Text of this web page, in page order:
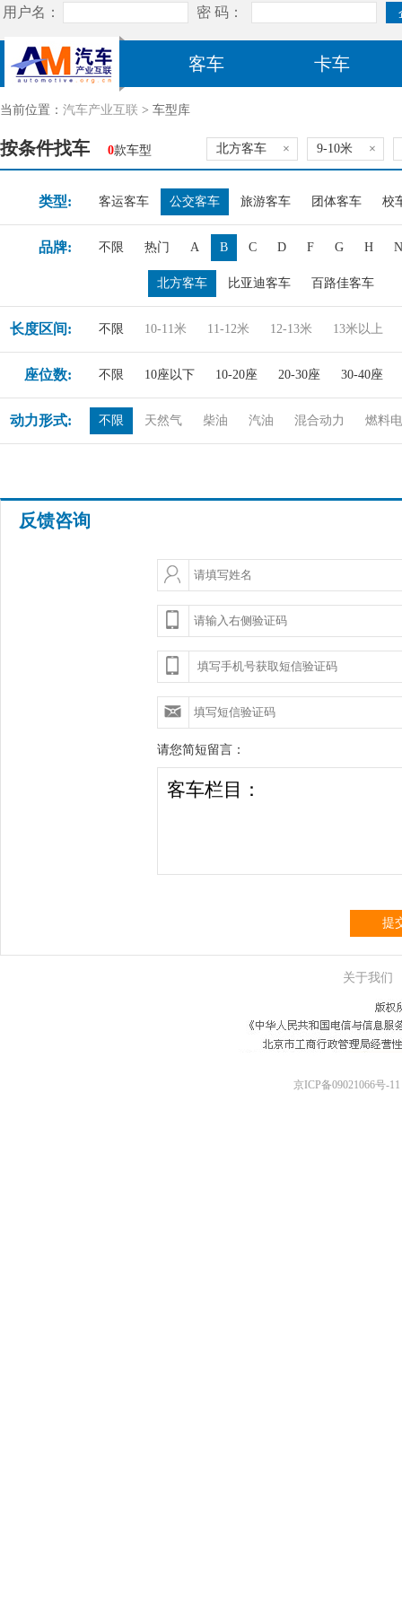
客车 卡车
当前位置： 汽车产业互联 > 车型库
按条件找车 0款车型 北方客车 × 9-10米 ×
类型: 客运客车 公交客车 旅游客车 团体客车 校
品牌: 不限 热门 A B C D F G H N
北方客车 比亚迪客车 百路佳客车
长度区间: 不限 10-11米 11-12米 12-13米 13米以上
座位数: 不限 10座以下 10-20座 20-30座 30-40座
动力形式: 不限 天然气 柴油 汽油 混合动力 燃料
反馈咨询
请您简短留言：
提
关于我们
京ICP备09021066号-11